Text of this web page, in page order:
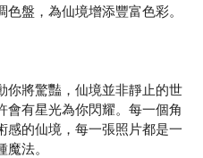
盤，為仙境增添豐富色彩。
你將驚豔，仙境並非靜止的世
有星光為你閃耀。每一個角
感的仙境，每一張照片都是一
法。